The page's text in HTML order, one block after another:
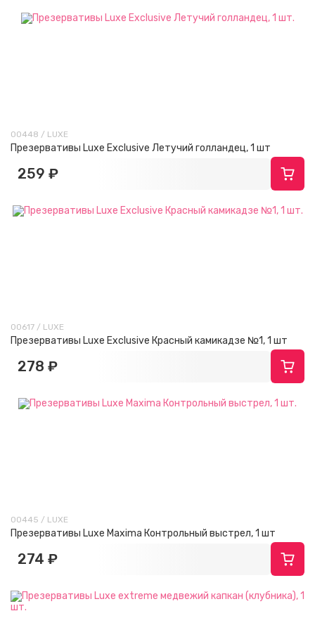
00448 / LUXE
Презервативы Luxe Exclusive Летучий голландец, 1 шт
259 ₽
00617 / LUXE
Презервативы Luxe Exclusive Красный камикадзе №1, 1 шт
278 ₽
00445 / LUXE
Презервативы Luxe Maxima Контрольный выстрел, 1 шт
274 ₽